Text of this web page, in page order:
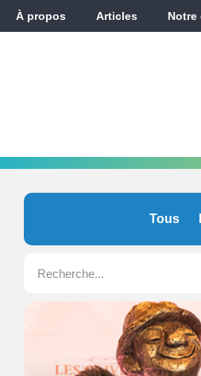
À propos Articles Notre
Tous